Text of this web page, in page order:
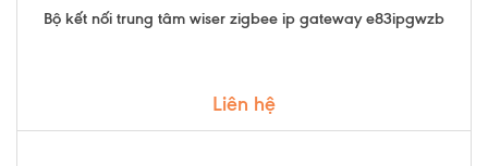
Bộ kết nối trung tâm wiser zigbee ip gateway e83ipgwzb
Liên hệ